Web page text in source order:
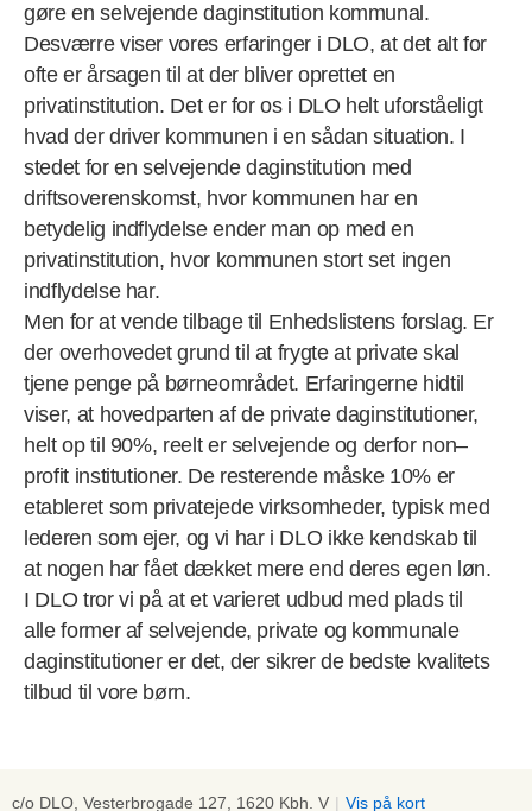
gøre en selvejende daginstitution kommunal.
Desværre viser vores erfaringer i DLO, at det alt for
ofte er årsagen til at der bliver oprettet en
privatinstitution. Det er for os i DLO helt uforståeligt
hvad der driver kommunen i en sådan situation. I
stedet for en selvejende daginstitution med
driftsoverenskomst, hvor kommunen har en
betydelig indflydelse ender man op med en
privatinstitution, hvor kommunen stort set ingen
indflydelse har.
Men for at vende tilbage til Enhedslistens forslag. Er
der overhovedet grund til at frygte at private skal
tjene penge på børneområdet. Erfaringerne hidtil
viser, at hovedparten af de private daginstitutioner,
helt op til 90%, reelt er selvejende og derfor non–
profit institutioner. De resterende måske 10% er
etableret som privatejede virksomheder, typisk med
lederen som ejer, og vi har i DLO ikke kendskab til
at nogen har fået dækket mere end deres egen løn.
I DLO tror vi på at et varieret udbud med plads til
alle former af selvejende, private og kommunale
daginstitutioner er det, der sikrer de bedste kvalitets
tilbud til vore børn.
c/o DLO, Vesterbrogade 127, 1620 Kbh. V | Vis på kort